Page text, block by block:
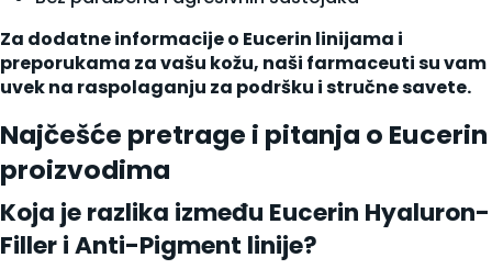
Za dodatne informacije o Eucerin linijama i
preporukama za vašu kožu, naši farmaceuti su vam
uvek na raspolaganju za podršku i stručne savete.
Najčešće pretrage i pitanja o Eucerin
proizvodima
Koja je razlika između Eucerin Hyaluron-
Filler i Anti-Pigment linije?